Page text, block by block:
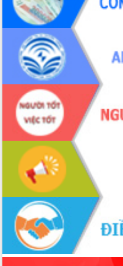
phá cơ chế - Hợp tác công tư
Đề án 06 tạo bước ngoặt đột phá trong
cải cách hành chính tỉnh Đắk Lắk
Kết nối tour, đẩy mạnh chuyển đổi số
để phát triển du lịch Đắk Lắk
Khởi động Dự án Đầu tư xây dựng hạ
tầng kỹ thuật Cụm công nghiệp Tân
Tiến
Gặp mặt các cơ quan báo chí nhân Kỷ
niệm 101 năm Ngày Báo chí Cách
mạng Việt Nam
Đắk Lắk sơ kết 4 năm triển khai thực
hiện Đề án 06 của Chính phủ
Họp báo thông tin về Hội nghị Công bố
Quy hoạch và Xúc tiến đầu tư tỉnh Đắk
Khơi thông điểm nghẽn, đẩy nhanh
giải ngân vốn khắc phục thiên tai
HĐND tỉnh thông qua điều chỉnh Quy
hoạch tỉnh thời kỳ 2021-2030